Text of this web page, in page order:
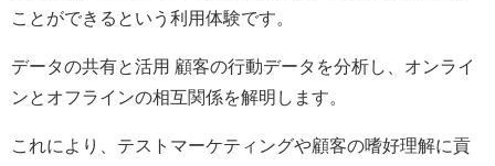
ことができるという利用体験です。
データの共有と活用 顧客の行動データを分析し、オンライ
ンとオフラインの相互関係を解明します。
これにより、テストマーケティングや顧客の嗜好理解に貢